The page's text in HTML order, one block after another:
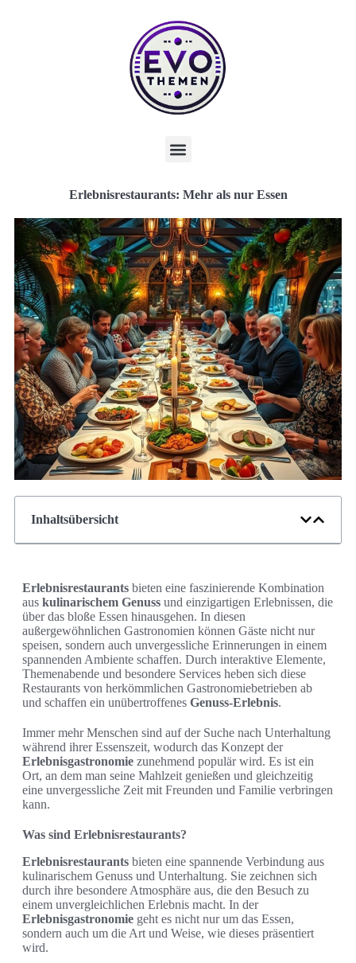
Erlebnisrestaurants: Mehr als nur Essen
Inhaltsübersicht
Erlebnisrestaurants bieten eine faszinierende Kombination
aus kulinarischem Genuss und einzigartigen Erlebnissen, die
über das bloße Essen hinausgehen. In diesen
außergewöhnlichen Gastronomien können Gäste nicht nur
speisen, sondern auch unvergessliche Erinnerungen in einem
spannenden Ambiente schaffen. Durch interaktive Elemente,
Themenabende und besondere Services heben sich diese
Restaurants von herkömmlichen Gastronomiebetrieben ab
und schaffen ein unübertroffenes Genuss-Erlebnis.
Immer mehr Menschen sind auf der Suche nach Unterhaltung
während ihrer Essenszeit, wodurch das Konzept der
Erlebnisgastronomie zunehmend populär wird. Es ist ein
Ort, an dem man seine Mahlzeit genießen und gleichzeitig
eine unvergessliche Zeit mit Freunden und Familie verbringen
kann.
Was sind Erlebnisrestaurants?
Erlebnisrestaurants bieten eine spannende Verbindung aus
kulinarischem Genuss und Unterhaltung. Sie zeichnen sich
durch ihre besondere Atmosphäre aus, die den Besuch zu
einem unvergleichlichen Erlebnis macht. In der
Erlebnisgastronomie geht es nicht nur um das Essen,
sondern auch um die Art und Weise, wie dieses präsentiert
wird.